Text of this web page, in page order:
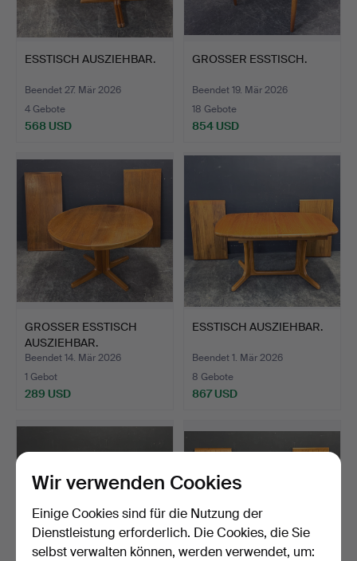
ESSTISCH AUSZIEHBAR.
Beendet 27. Mär 2026
4 Gebote
568 USD
GROSSER ESSTISCH.
Beendet 19. Mär 2026
18 Gebote
854 USD
GROSSER ESSTISCH
AUSZIEHBAR.
Beendet 14. Mär 2026
1 Gebot
289 USD
ESSTISCH AUSZIEHBAR.
Beendet 1. Mär 2026
8 Gebote
867 USD
Wir verwenden Cookies
Einige Cookies sind für die Nutzung der
Dienstleistung erforderlich. Die Cookies, die Sie
selbst verwalten können, werden verwendet, um: